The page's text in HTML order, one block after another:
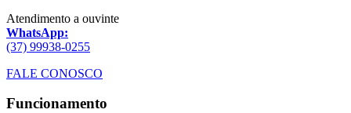
Atendimento a ouvinte
WhatsApp:
(37) 99938-0255
FALE CONOSCO
Funcionamento